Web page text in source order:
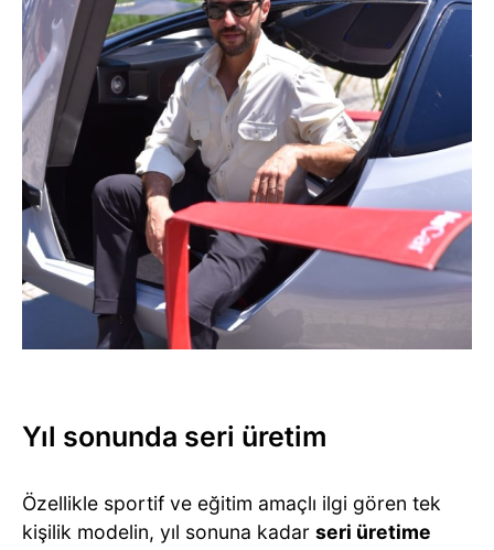
Yıl sonunda seri üretim
Özellikle sportif ve eğitim amaçlı ilgi gören tek
kişilik modelin, yıl sonuna kadar seri üretime